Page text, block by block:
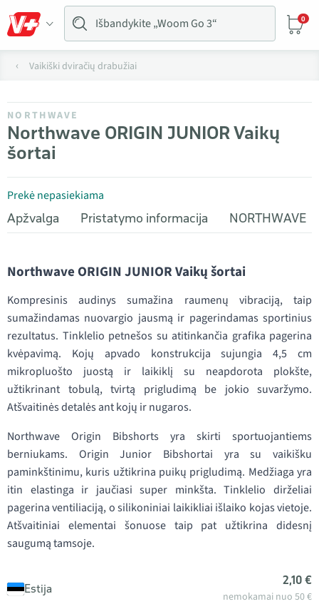
0
Vaikiški dviračių drabužiai
NORTHWAVE
Northwave ORIGIN JUNIOR Vaikų
šortai
Prekė nepasiekiama
Apžvalga
Pristatymo informacija NORTHWAVE
Northwave ORIGIN JUNIOR Vaikų šortai
Kompresinis audinys sumažina raumenų vibraciją, taip
sumažindamas nuovargio jausmą ir pagerindamas sportinius
rezultatus. Tinklelio petnešos su atitinkančia grafika pagerina
kvėpavimą. Kojų apvado konstrukcija sujungia 4,5 cm
mikropluošto juostą ir laikiklį su neapdorota plokšte,
užtikrinant tobulą, tvirtą prigludimą be jokio suvaržymo.
Atšvaitinės detalės ant kojų ir nugaros.
Northwave Origin Bibshorts yra skirti sportuojantiems
berniukams. Origin Junior Bibshortai yra su vaikišku
paminkštinimu, kuris užtikrina puikų prigludimą. Medžiaga yra
itin elastinga ir jaučiasi super minkšta. Tinklelio dirželiai
pagerina ventiliaciją, o silikoniniai laikikliai išlaiko kojas vietoje.
Atšvaitiniai elementai šonuose taip pat užtikrina didesnį
saugumą tamsoje.
Estija
2,10 €
nemokamai nuo 50 €